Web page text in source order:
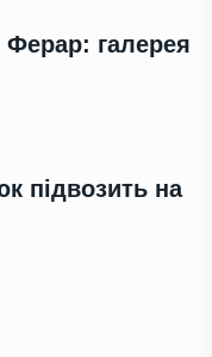
галерея
підвозить на